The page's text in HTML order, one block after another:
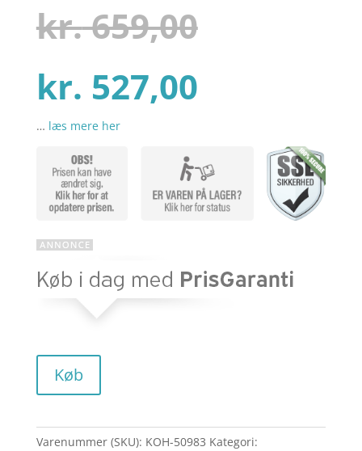
baseret på
kundebedøm
melser
kr.659,00
pris
var:
kr.
kr. 527,00Den
aktuelle
pris
er:
… læs mere her
Køb
Varenummer (SKU): KOH-50983 Kategori: